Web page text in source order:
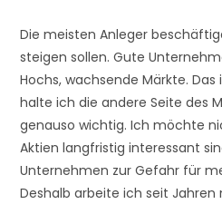
Die meisten Anleger
steigen sollen. Gute
Hochs, wachsende Märkte.
halte ich die andere Seite des
genauso wichtig. Ich möchte
Aktien langfristig interessant
Unternehmen zur Gefahr für
Deshalb arbeite ich seit